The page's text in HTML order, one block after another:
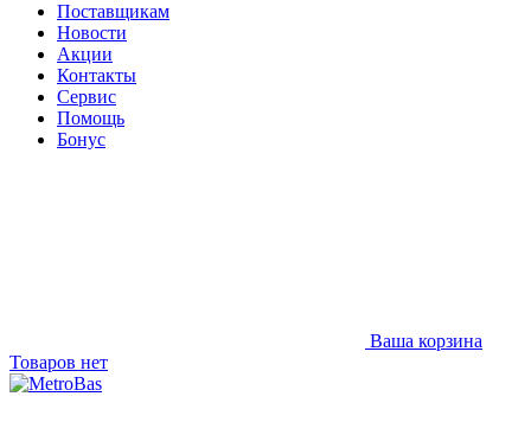
Поставщикам
Новости
Акции
Контакты
Сервис
Помощь
Бонус
Ваша корзина
Товаров нет